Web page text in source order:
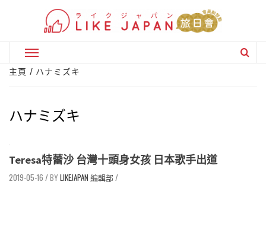
Primary
Menu
主頁 ハナミズキ
ハナミズキ
Teresa特蕾沙 台灣十頭身女孩 日本歌手出道
2019-05-16 / LIKEJAPAN 編輯部/